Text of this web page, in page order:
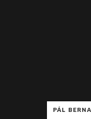
PÁL